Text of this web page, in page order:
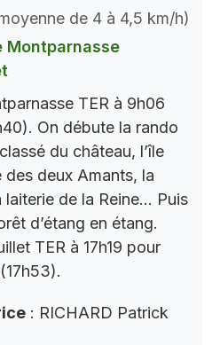
de 4 à 4,5 km/h)
Montparnasse
TER à 9h06
On débute la rando
du château, l’île
deux Amants, la
laiterie de la Reine… Puis
d’étang en étang.
TER à 17h19 pour
: RICHARD Patrick